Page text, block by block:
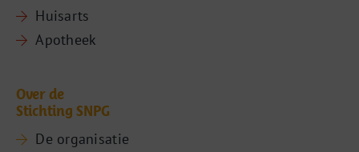
Huisarts
Apotheek
Over de
Stichting SNPG
De organisatie